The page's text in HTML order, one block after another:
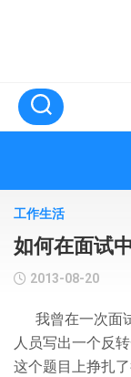
工作生活
如何在面试
2013-08-20
我曾在一次面
人员写出一个反
这个题目上挣扎